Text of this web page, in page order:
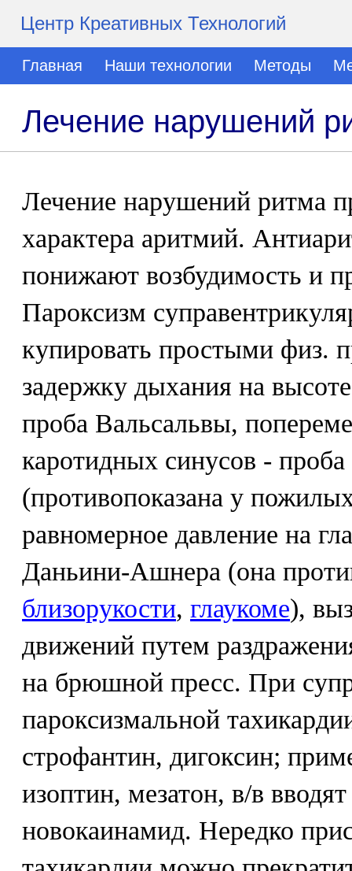
Центр Креативных Технологий
Главная Наши технологии Методы
Лечение нарушений
Лечение нарушений ритма
характера аритмий.
понижают возбудимость и
Пароксизм
купировать простыми физ.
задержку дыхания на
проба Вальсальвы,
каротидных синусов -
(противопоказана у
равномерное давление на
Даньини-Ашнера (она
близорукости, глаукоме),
движений путем
на брюшной пресс. При
пароксизмальной
строфантин, дигоксин;
изоптин, мезатон, в/в
новокаинамид. Нередко